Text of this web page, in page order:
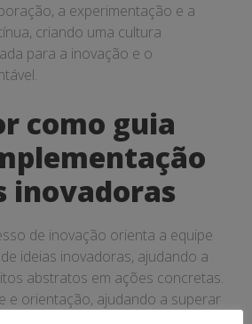
a experimentação e a
criando uma cultura
para a inovação e o
como guia
inovadoras
de inovação orienta a equipe
ideias inovadoras, ajudando a
abstratos em ações concretas.
e orientação, ajudando a superar